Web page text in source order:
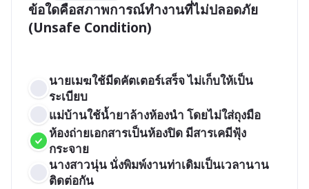
ข้อใดคือสภาพการณ์ทำงานที่ไม่ปลอดภัย
(Unsafe Condition)
นายเมฆใช้มีดคัตเตอร์เสร็จ ไม่เก็บให้เป็น
ระเบียบ
แม่บ้านใช้น้ำยาล้างห้องนำ โดยไม่ใส่ถุงมือ
ห้องถ่ายเอกสารเป็นห้องปิด มีสารเคมีฟุ้ง
กระจาย
นางสาวนุ่น นั่งพิมพ์งานท่าเดิมเป็นเวลานาน
ติดต่อกัน